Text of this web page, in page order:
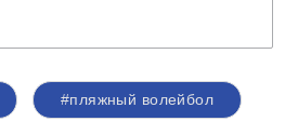
#пляжный волейбол